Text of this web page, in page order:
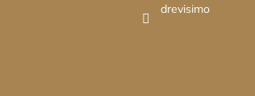
drevisimo